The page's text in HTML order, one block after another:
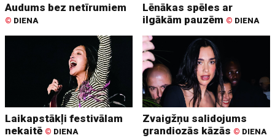
Audums bez netīrumiem
© DIENA
Lēnākas spēles ar
ilgākām pauzēm © DIENA
Laikapstākļi festivālam
nekaitē © DIENA
Zvaigžņu salidojums
grandiozās kāzās © DIENA